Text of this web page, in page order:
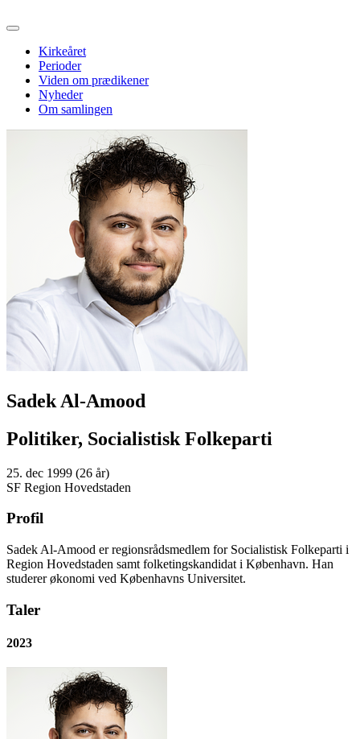
Kirkeåret
Perioder
Viden om prædikener
Nyheder
Om samlingen
Sadek Al-Amood
Politiker, Socialistisk Folkeparti
25. dec 1999 (26 år)
SF Region Hovedstaden
Profil
Sadek Al-Amood er regionsrådsmedlem for Socialistisk Folkeparti i
Region Hovedstaden samt folketingskandidat i København. Han
studerer økonomi ved Københavns Universitet.
Taler
2023